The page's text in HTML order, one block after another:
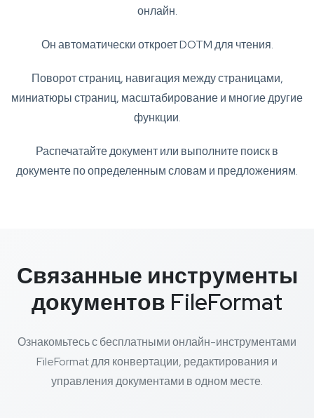
онлайн.
Он автоматически откроет DOTM для чтения.
Поворот страниц, навигация между страницами,
миниатюры страниц, масштабирование и многие другие
функции.
Распечатайте документ или выполните поиск в
документе по определенным словам и предложениям.
Связанные инструменты
документов FileFormat
Ознакомьтесь с бесплатными онлайн-инструментами
FileFormat для конвертации, редактирования и
управления документами в одном месте.